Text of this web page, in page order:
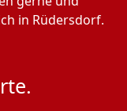
in Rüdersdorf.